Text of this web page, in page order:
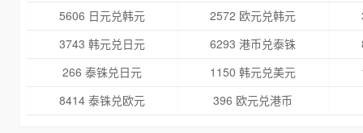
5606 日元兑韩元
2572 欧元兑韩元
3743 韩元兑日元
6293 港币兑泰铢
266 泰铢兑日元
1150 韩元兑美元
8414 泰铢兑欧元
396 欧元兑港币